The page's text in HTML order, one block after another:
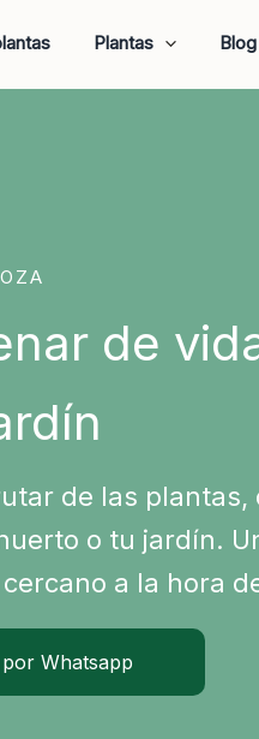
Plantas Blog
de
de las
o tu jardín.
a la hora
Whatsapp